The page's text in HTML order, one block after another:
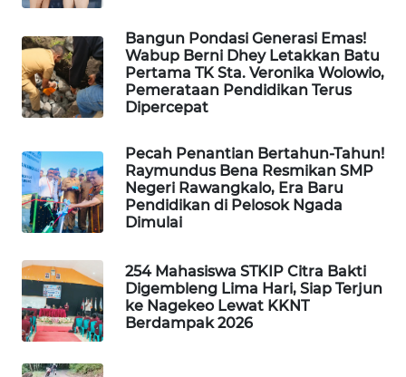
Bangun Pondasi Generasi Emas!
Wabup Berni Dhey Letakkan Batu
Pertama TK Sta. Veronika Wolowio,
Pemerataan Pendidikan Terus
Dipercepat
Pecah Penantian Bertahun-Tahun!
Raymundus Bena Resmikan SMP
Negeri Rawangkalo, Era Baru
Pendidikan di Pelosok Ngada
Dimulai
254 Mahasiswa STKIP Citra Bakti
Digembleng Lima Hari, Siap Terjun
ke Nagekeo Lewat KKNT
Berdampak 2026
HEALTH
WAHANA
DESA
WISATA
LAPAK
WAHANA
Wahana
KONSUMEN
LISTRIK
MASYARAKAT